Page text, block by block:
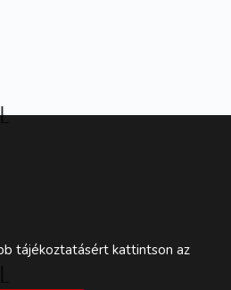
tájékoztatásért kattintson az